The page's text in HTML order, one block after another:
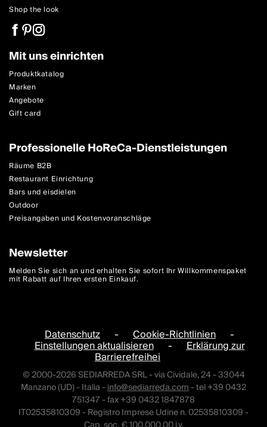
Shop the look
Mit uns einrichten
Produktkatalog
Marken
Angebote
Gift card
Professionelle HoReCa-Dienstleistungen
Räume B2B
Restaurant Einrichtung
Bars und eisdielen
Outdoor
Preisangaben und Kostenvoranschläge
Newsletter
Melden Sie sich an und erhalten Sie sofort Ihr Willkommenspaket
mit Rabatt auf Ihren ersten Einkauf.
Datenschutz - Cookie-Richtlinien -
Einstellungen aktualisieren - Erklärung zur
Barrierefreihei
© 2000-2026 SEDIARREDA SRL - via Cividale, 24 - 33044
Manzano (UD) - Italia -info@sediarreda.com- tel +39 0432
751347 - fax +39 0432 1847878
IT02535810309 - Registro Imprese Udine n. 02535810309 -